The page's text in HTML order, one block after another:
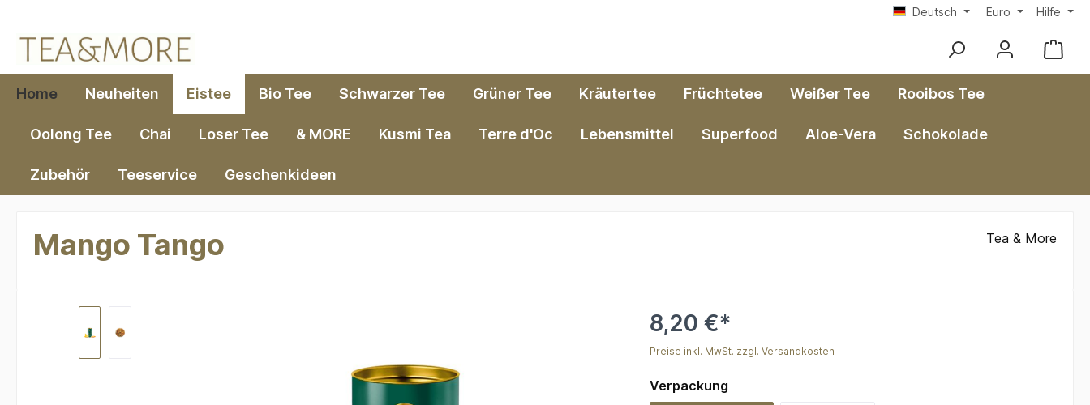
Deutsch Euro Hilfe
Home Neuheiten Eistee Bio Tee Schwarzer Tee Grüner Tee Kräutertee Früchtetee Weißer Tee Rooibos Tee
Oolong Tee Chai Loser Tee & MORE Kusmi Tea Terre d'Oc Lebensmittel Superfood Aloe-Vera Schokolade
Zubehör Teeservice Geschenkideen
Mango Tango Tea & More
8,20 €*
Preise inkl. MwSt. zzgl. Versandkosten
Verpackungauswählen